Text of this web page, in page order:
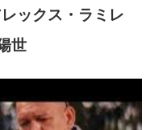
ックス・ラミレ
世